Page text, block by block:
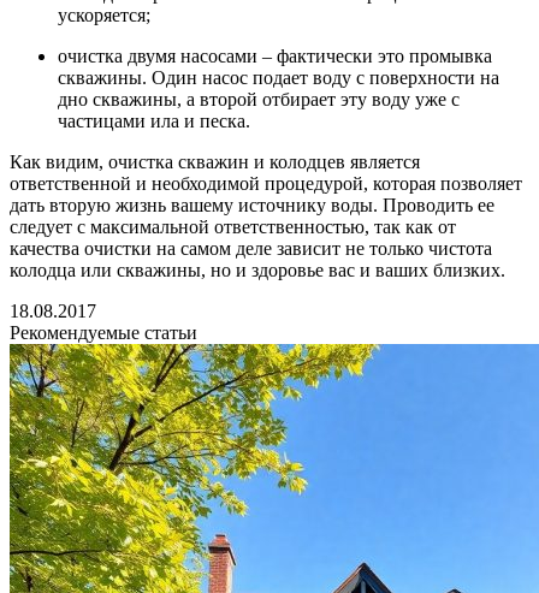
ускоряется;
очистка двумя насосами – фактически это промывка
скважины. Один насос подает воду с поверхности на
дно скважины, а второй отбирает эту воду уже с
частицами ила и песка.
Как видим, очистка скважин и колодцев является
ответственной и необходимой процедурой, которая позволяет
дать вторую жизнь вашему источнику воды. Проводить ее
следует с максимальной ответственностью, так как от
качества очистки на самом деле зависит не только чистота
колодца или скважины, но и здоровье вас и ваших близких.
18.08.2017
Рекомендуемые статьи